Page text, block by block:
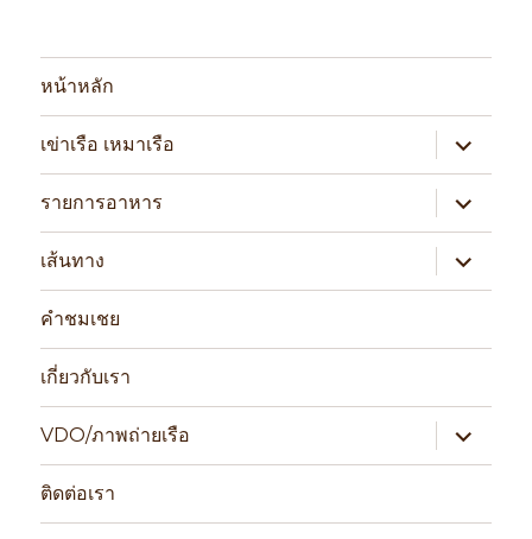
หน้าหลัก
เข่าเรือ เหมาเรือ
expand
child
menu
รายการอาหาร
expand
child
menu
เส้นทาง
expand
child
menu
คำชมเชย
เกี่ยวกับเรา
VDO/ภาพถ่ายเรือ
expand
child
menu
ติดต่อเรา